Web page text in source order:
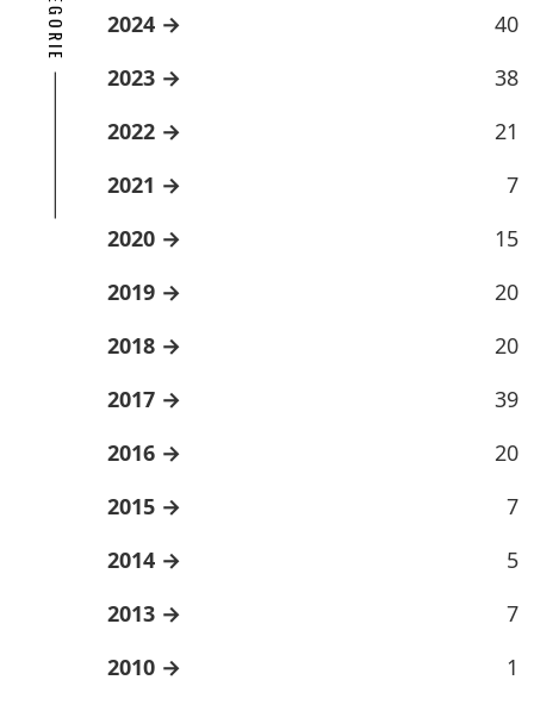
2024
40
2023
38
2022
21
2021
7
2020
15
2019
20
2018
20
2017
39
2016
20
2015
7
2014
5
2013
7
2010
1